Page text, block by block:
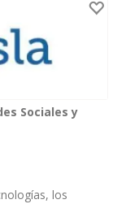
Sociales y
los